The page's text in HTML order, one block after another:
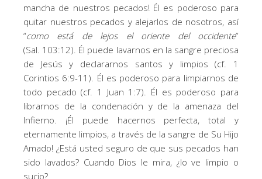
mancha de nuestros pecados! Él es poderoso para
quitar nuestros pecados y alejarlos de nosotros, así
“como está de lejos el oriente del occidente”
(Sal. 103:12). Él puede lavarnos en la sangre preciosa
de Jesús y declararnos santos y limpios (cf. 1
Corintios 6:9-11). Él es poderoso para limpiarnos de
todo pecado (cf. 1 Juan 1:7). Él es poderoso para
librarnos de la condenación y de la amenaza del
Infierno. ¡Él puede hacernos perfecta, total y
eternamente limpios, a través de la sangre de Su Hijo
Amado! ¿Está usted seguro de que sus pecados han
sido lavados? Cuando Dios le mira, ¿lo ve limpio o
sucio?